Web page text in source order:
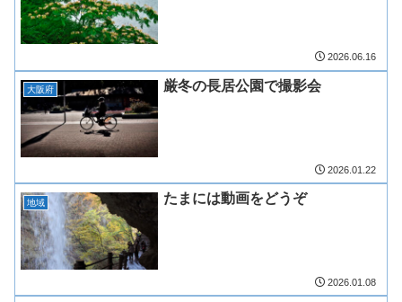
2026.06.16
大阪府 厳冬の長居公園で撮影会
2026.01.22
地域 たまには動画をどうぞ
2026.01.08